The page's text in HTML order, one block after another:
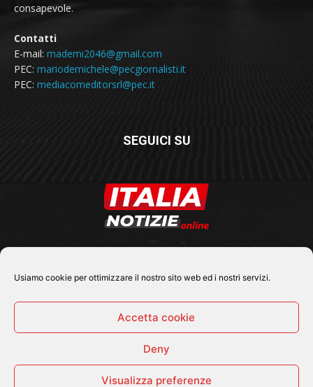
Usiamo cookie per ottimizzare il nostro sito web ed i nostri servizi.
Accetta cookie
Deny
Visualizza preferenze
consapevole.
Contatti
E-mail: mademi2046@gmail.com
PEC: mariodemichele@pecgiornalisti.it
PEC: mediacomeditorsrl@pec.it
SEGUICI SU
© 2026 Tutti i diritti riservati - Italia Notizie .online |
Cronaca Economia